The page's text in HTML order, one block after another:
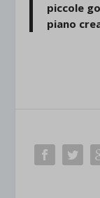
piccole
piano